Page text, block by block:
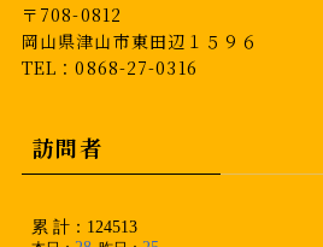
〒708-0812
岡山県津山市東田辺１５９６
TEL：0868-27-0316
訪問者